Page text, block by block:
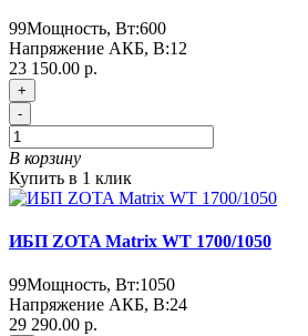
99Мощность, Вт:600
Напряжение АКБ, В:12
23 150.00 р.
+
-
В корзину
Купить в 1 клик
ИБП ZOTA Matrix WT 1700/1050
99Мощность, Вт:1050
Напряжение АКБ, В:24
29 290.00 р.